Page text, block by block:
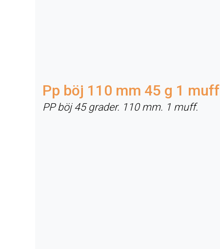
Pp böj 110 mm 45 g 1 muff
PP böj 45 grader. 110 mm. 1 muff.